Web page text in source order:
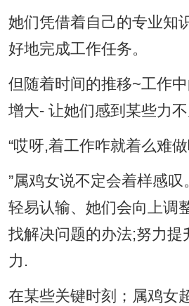
她们凭借着自己的专业知
好地完成工作任务。
但随着时间的推移~工作
增大- 让她们感到某些力不
“哎呀,着工作咋就着么难做
”属鸡女说不定会着样感
轻易认输、她们会向上调
找解决问题的办法;努力提
力.
在某些关键时刻；属鸡女